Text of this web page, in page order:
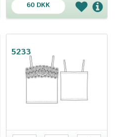
60 DKK
5233